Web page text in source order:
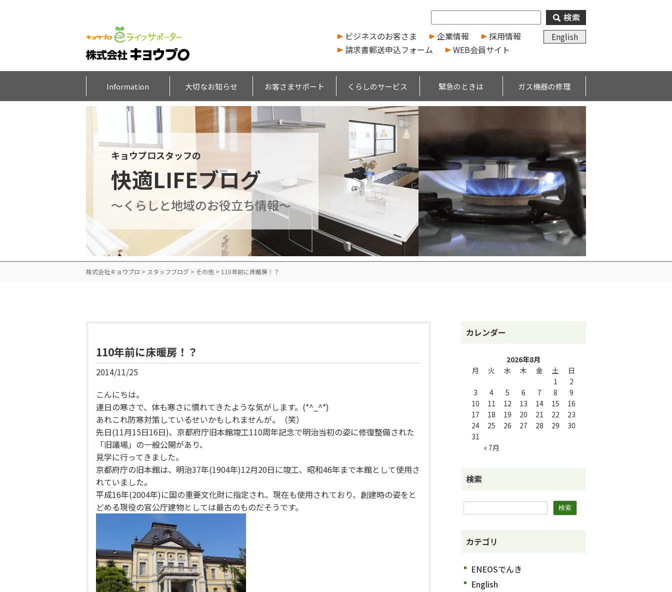
ビジネスのお客さま 企業情報 採用情報
English
請求書郵送申込フォーム
WEB会員サイト
Information 大切なお知らせ お客さまサポート くらしのサービス 緊急のときは ガス機器の修理
キョウプロスタッフの
快適LIFEブログ
～くらしと地域のお役立ち情報～
株式会社キョウプロ > スタッフブログ > その他 > 110年前に床暖房！？
110年前に床暖房！？
2014/11/25
こんにちは。
連日の寒さで、体も寒さに慣れてきたような気がします。(*^_^*)
あれこれ防寒対策しているせいかもしれませんが。（笑）
先日(11月15日16日)、京都府庁旧本館竣工110周年記念で明治当初の姿に修復整備された
「旧議場」の一般公開があり、
見学に行ってきました。
京都府庁の旧本館は、明治37年(1904年)12月20日に竣工、昭和46年まで本館として使用さ
れていました。
平成16年(2004年)に国の重要文化財に指定され、現在も使用されており、創建時の姿をと
どめる現役の官公庁建物としては最古のものだそうです。
カレンダー
2026年8月
月
火 水 木 金 土 日
« 7月
1
2
3
4 5 6 7 8
9
10
11 12 13 14 15
16
17
18 19 20 21 22
23
24
25 26 27 28 29
30
31
検索
カテゴリ
ENEOSでんき
English